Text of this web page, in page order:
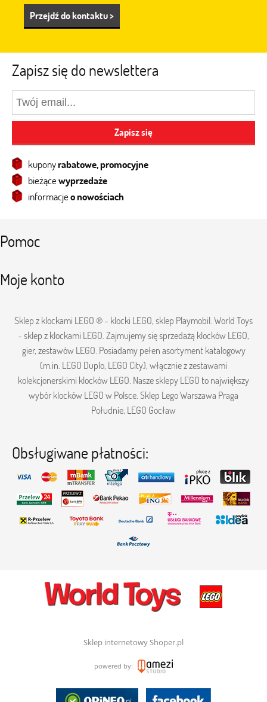
Przejdź do kontaktu >
Zapisz się do newslettera
Zapisz się
kuponyrabatowe, promocyjne
bieżącewyprzedaże
informacjeo nowościach
Pomoc
Moje konto
Sklep z klockami LEGO ® - klocki LEGO, sklep Playmobil. World Toys
- sklep z klockami LEGO. Zajmujemy się sprzedażą klocków LEGO,
gier, zestawów LEGO. Posiadamy pełen asortyment katalogowy
(m.in. LEGO Duplo, LEGO City), włącznie z zestawami
kolekcjonerskimi klocków LEGO. Nasze sklepy LEGO to największy
wybór klocków LEGO w Polsce. Sklep Lego Warszawa Praga
Południe, LEGO Gocław
Obsługiwane płatności:
Sklep internetowy Shoper.pl
powered by: